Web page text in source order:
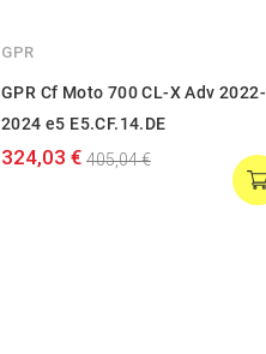
GPR
GPR Cf Moto 700 CL-X Adv 2022-
2024 e5 E5.CF.14.DE
324,03 € 405,04 €